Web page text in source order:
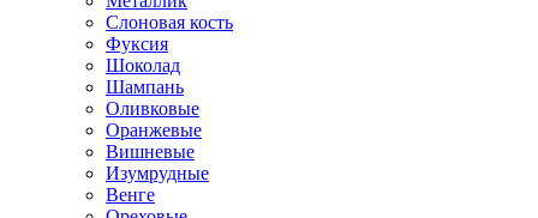
Слоновая кость
Фуксия
Шоколад
Шампань
Оливковые
Оранжевые
Вишневые
Изумрудные
Венге